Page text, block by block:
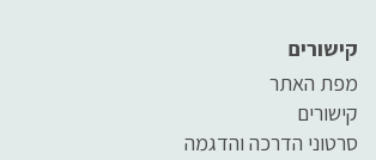
קישורים
מפת האתר
קישורים
סרטוני הדרכה והדגמה